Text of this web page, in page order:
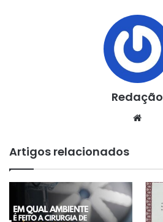
Redação
Artigos relacionados